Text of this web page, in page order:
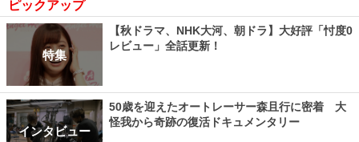
ピックアップ
特集
【秋ドラマ、NHK大河、朝ドラ】大好評「忖度0
レビュー」全話更新！
インタビュー
50歳を迎えたオートレーサー森且行に密着 大
怪我から奇跡の復活ドキュメンタリー